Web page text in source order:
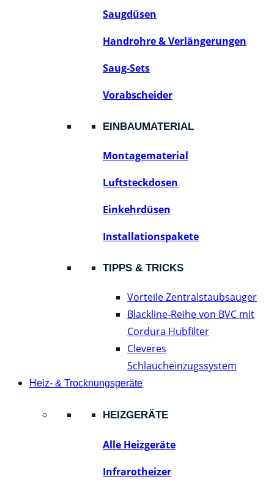
Saugdüsen
Handrohre & Verlängerungen
Saug-Sets
Vorabscheider
EINBAUMATERIAL
Montagematerial
Luftsteckdosen
Einkehrdüsen
Installationspakete
TIPPS & TRICKS
Vorteile Zentralstaubsauger
Blackline-Reihe von BVC mit
Cordura Hubfilter
Cleveres
Schlaucheinzugssystem
Heiz- & Trocknungsgeräte
HEIZGERÄTE
Alle Heizgeräte
Infrarotheizer